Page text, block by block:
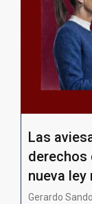
Las
derechos
nueva ley
Gerardo